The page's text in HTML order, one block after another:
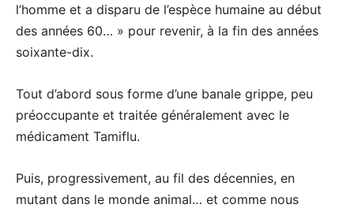
l’homme et a disparu de l’espèce humaine au début
des années 60… » pour revenir, à la fin des années
soixante-dix.
Tout d’abord sous forme d’une banale grippe, peu
préoccupante et traitée généralement avec le
médicament Tamiflu.
Puis, progressivement, au fil des décennies, en
mutant dans le monde animal… et comme nous